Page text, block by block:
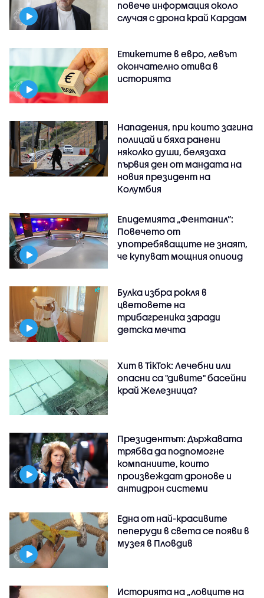
повече информация около
случая с дрона край Кардам
Етикетите в евро, левът
окончателно отива в
историята
Нападения, при които загина
полицай и бяха ранени
няколко души, белязаха
първия ден от мандата на
новия президент на
Колумбия
Епидемията „Фентанил”:
Повечето от
употребяващите не знаят,
че купуват мощния опиоид
Булка избра рокля в
цветовете на
трибагреника заради
детска мечта
Хит в TikTok: Лечебни или
опасни са "дивите" басейни
край Железница?
Президентът: Държавата
трябва да подпомогне
компаниите, които
произвеждат дронове и
антидрон системи
Една от най-красивите
пеперуди в света се появи в
музея в Пловдив
Историята на „ловците на